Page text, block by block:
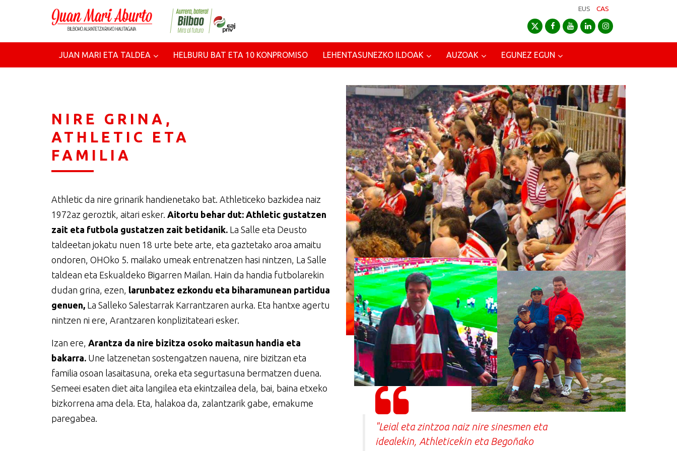
EUS CAS
JUAN MARI ETA TALDEA HELBURU BAT ETA 10 KONPROMISO LEHENTASUNEZKO ILDOAK AUZOAK EGUNEZ EGUN
NIRE GRINA,
ATHLETIC ETA
FAMILIA
Athletic da nire grinarik handienetako bat. Athleticeko bazkidea naiz
1972az geroztik, aitari esker. Aitortu behar dut: Athletic gustatzen
zait eta futbola gustatzen zait betidanik. La Salle eta Deusto
taldeetan jokatu nuen 18 urte bete arte, eta gaztetako aroa amaitu
ondoren, OHOko 5. mailako umeak entrenatzen hasi nintzen, La Salle
taldean eta Eskualdeko Bigarren Mailan. Hain da handia futbolarekin
dudan grina, ezen, larunbatez ezkondu eta biharamunean partidua
genuen, La Salleko Salestarrak Karrantzaren aurka. Eta hantxe agertu
nintzen ni ere, Arantzaren konplizitateari esker.
Izan ere, Arantza da nire bizitza osoko maitasun handia eta
bakarra. Une latzenetan sostengatzen nauena, nire bizitzan eta
familia osoan lasaitasuna, oreka eta segurtasuna bermatzen duena.
Semeei esaten diet aita langilea eta ekintzailea dela, bai, baina etxeko
bizkorrena ama dela. Eta, halakoa da, zalantzarik gabe, emakume
paregabea.
"Leial eta zintzoa naiz nire sinesmen eta
idealekin, Athleticekin eta Begoñako